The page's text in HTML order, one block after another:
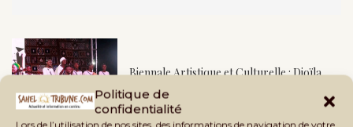
Politique de
confidentialité
Lors de l’utilisation de nos sites, des informations de navigation de votre
Biennale Artistique et Culturelle : Dioïla,
Nioro, Kayes et Bougouni en scène